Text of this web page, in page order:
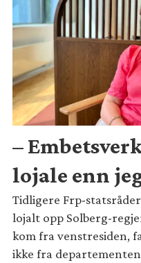
–
lojale enn
Tidligere Frp-
lojalt opp Solberg-
kom fra venstresiden,
ikke fra